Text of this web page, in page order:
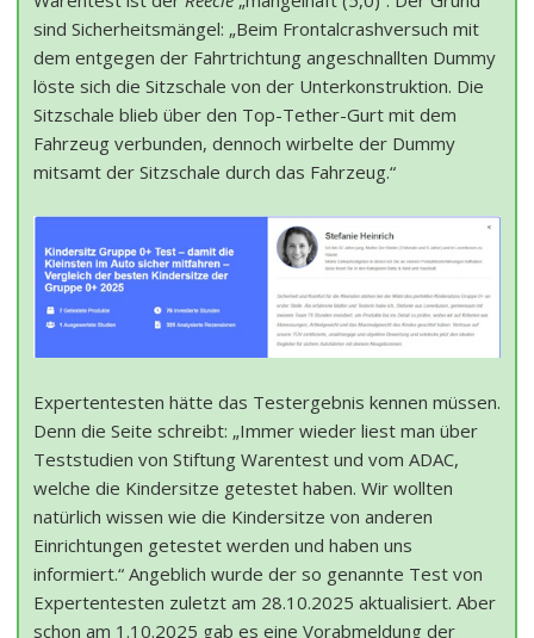
sind Sicherheitsmängel: „Beim Frontalcrashversuch mit
dem entgegen der Fahrtrichtung angeschnallten Dummy
löste sich die Sitzschale von der Unterkonstruktion. Die
Sitzschale blieb über den Top-Tether-Gurt mit dem
Fahrzeug verbunden, dennoch wirbelte der Dummy
mitsamt der Sitzschale durch das Fahrzeug.“
Expertentesten hätte das Testergebnis kennen müssen.
Denn die Seite schreibt: „Immer wieder liest man über
Teststudien von Stiftung Warentest und vom ADAC,
welche die Kindersitze getestet haben. Wir wollten
natürlich wissen wie die Kindersitze von anderen
Einrichtungen getestet werden und haben uns
informiert.“ Angeblich wurde der so genannte Test von
Expertentesten zuletzt am 28.10.2025 aktualisiert. Aber
schon am 1.10.2025 gab es eine Vorabmeldung der